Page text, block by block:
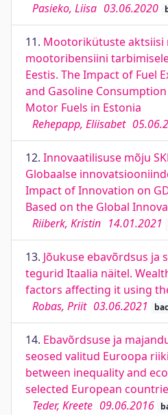
Pasieko, Liisa 03.06.2020
11. Mootorikütuste aktsiisi
mootoribensiini
Eestis. The Impact of Fuel
and Gasoline
Motor Fuels in Estonia
Rehepapp, Eliisabet
12. Innovaatilisuse mõju
Globaalse
Impact of Innovation on
Based on the Global
Riiberk, Kristin 14.01.2021
13. Jõukuse ebavõrdsus ja
tegurid Itaalia näitel.
factors affecting it using
Robas, Priit 03.06.2021
14. Ebavõrdsuse ja
seosed valitud Euroopa
between inequality and
selected European
Teder, Kreete 09.06.2016